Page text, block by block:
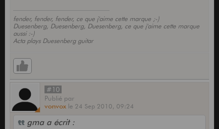
fender, fender, fender, ce que j'aime cette marque ;-)
Duesenberg, Duesenberg, Duesenberg, ce que j'aime cette marque
aussi :-)
Acta plays Duesenberg guitar
#10
Publié par
vonvox le 24 Sep 2010, 09:24
gma a écrit :